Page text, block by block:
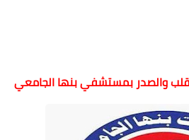
والصدر بمستشفي بنها الجامعي